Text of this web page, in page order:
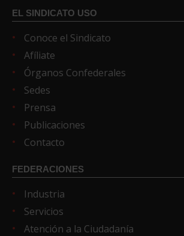
EL SINDICATO USO
Conoce el Sindicato
Afíliate
Órganos Confederales
Sedes
Prensa
Publicaciones
Contacto
FEDERACIONES
Industria
Servicios
Atención a la Ciudadanía